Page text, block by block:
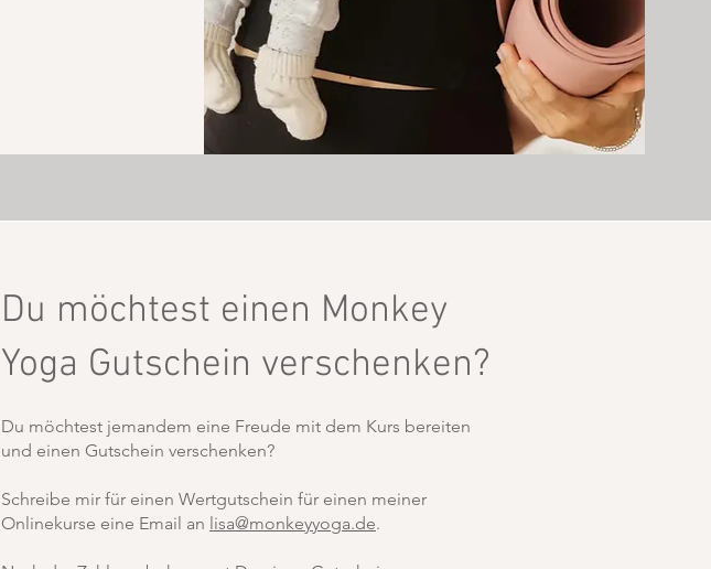
Du möchtest einen Monkey
Yoga Gutschein verschenken?
Du möchtest jemandem eine Freude mit dem Kurs bereiten
und einen Gutschein verschenken?
Schreibe mir für einen Wertgutschein für einen meiner
Onlinekurse eine Email an lisa@monkeyyoga.de.